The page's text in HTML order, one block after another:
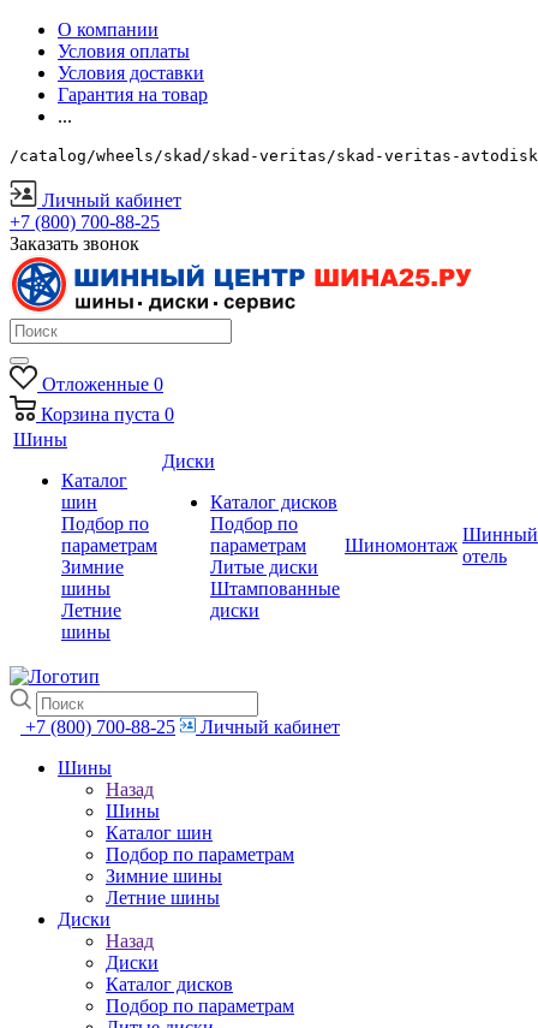
О компании
Условия оплаты
Условия доставки
Гарантия на товар
...
/catalog/wheels/skad/skad-veritas/skad-veritas-
Личный кабинет
+7 (800) 700-88-25
Заказать звонок
Отложенные 0
Корзина пуста 0
Шины
Каталог
шин
Подбор по
параметрам
Зимние
шины
Летние
шины
Диски
Каталог дисков
Подбор по
параметрам
Литые диски
Штампованные
диски
Шиномонтаж
Шинный
отель
+7 (800) 700-88-25
Личный кабинет
Шины
Назад
Шины
Каталог шин
Подбор по параметрам
Зимние шины
Летние шины
Диски
Назад
Диски
Каталог дисков
Подбор по параметрам